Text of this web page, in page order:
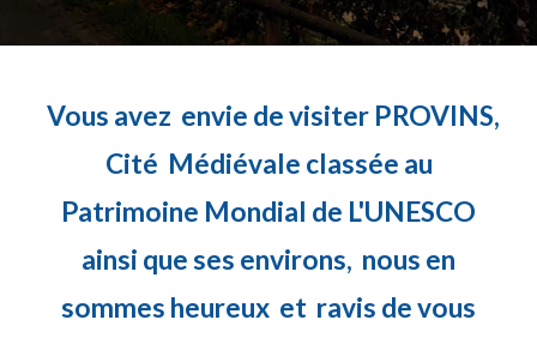
Vous avez envie de visiter PROVINS,
Cité Médiévale classée au
Patrimoine Mondial de L'UNESCO
ainsi que ses environs, nous en
sommes heureux et ravis de vous